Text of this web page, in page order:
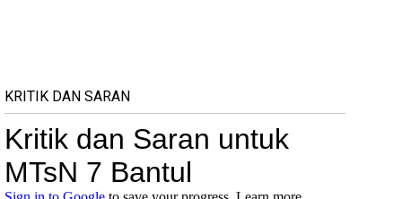
KRITIK DAN SARAN